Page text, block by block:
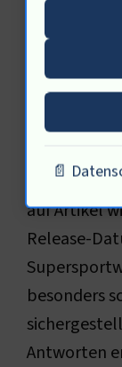
Nach der
sorgfältig
schnell
Fragen.
Domain
auf Artikel
Release-
besonders
Antworten
📄